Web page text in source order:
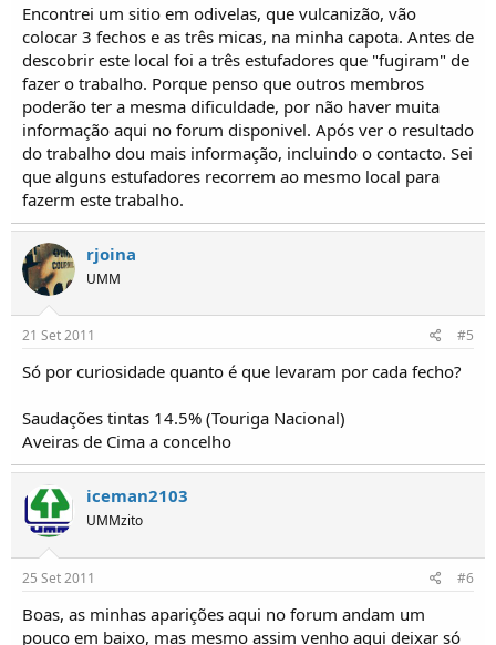
Encontrei um sitio em odivelas, que vulcanizão, vão
colocar 3 fechos e as três micas, na minha capota. Antes de
descobrir este local foi a três estufadores que "fugiram" de
fazer o trabalho. Porque penso que outros membros
poderão ter a mesma dificuldade, por não haver muita
informação aqui no forum disponivel. Após ver o resultado
do trabalho dou mais informação, incluindo o contacto. Sei
que alguns estufadores recorrem ao mesmo local para
fazerm este trabalho.
rjoina
UMM
21 Set 2011 #5
Só por curiosidade quanto é que levaram por cada fecho?
Saudações tintas 14.5% (Touriga Nacional)
Aveiras de Cima a concelho
iceman2103
UMMzito
25 Set 2011 #6
Boas, as minhas aparições aqui no forum andam um
pouco em baixo, mas mesmo assim venho aqui deixar só